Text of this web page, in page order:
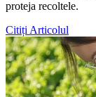
proteja recoltele.
Citiți Articolul